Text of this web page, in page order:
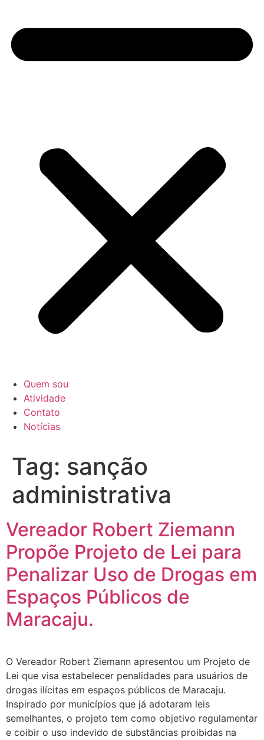
Quem sou
Atividade
Contato
Notícias
Tag: sanção
administrativa
Vereador Robert Ziemann
Propõe Projeto de Lei para
Penalizar Uso de Drogas em
Espaços Públicos de
Maracaju.
O Vereador Robert Ziemann apresentou um Projeto de
Lei que visa estabelecer penalidades para usuários de
drogas ilícitas em espaços públicos de Maracaju.
Inspirado por municípios que já adotaram leis
semelhantes, o projeto tem como objetivo regulamentar
e coibir o uso indevido de substâncias proibidas na